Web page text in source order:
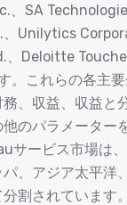
SA
、Unilytics
、Deloitte
。これらの各主
、収益、収益と
のパラメーター
サービス市場は
パ、アジア太平洋
割されています